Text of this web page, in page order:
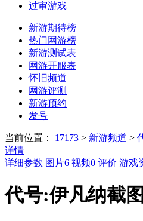
过审游戏
新游期待榜
热门网游榜
新游测试表
网游开服表
怀旧频道
网游评测
新游预约
发号
当前位置： 17173 > 新游频道 >
详情
详细参数 图片6 视频0 评价 游戏
代号:伊凡纳截